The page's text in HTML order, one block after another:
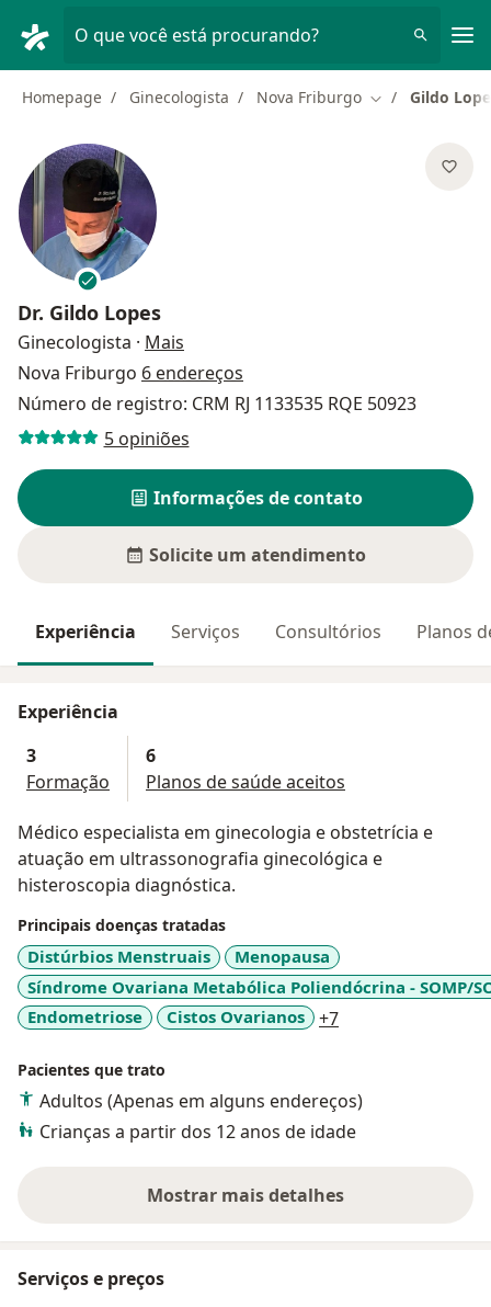
O que você está procurando?
Homepage Ginecologista Nova Friburgo Mudar de
Gildo
Dr. Gildo Lopes
Ginecologista · Mais
Nova Friburgo 6 endereços
Número de registro: CRM RJ 1133535 RQE 50923
5 opiniões
Informações de contato
Solicite um atendimento
Experiência Serviços Consultórios Planos
Experiência
3
Formação
6
Planos de saúde aceitos
Médico especialista em ginecologia e obstetrícia e
atuação em ultrassonografia ginecológica e
histeroscopia diagnóstica.
Principais doenças tratadas
Distúrbios Menstruais
Menopausa
Síndrome Ovariana Metabólica Poliendócrina - SOMP/
Endometriose
Cistos Ovarianos +7
Pacientes que trato
Adultos (Apenas em alguns endereços)
Crianças a partir dos 12 anos de idade
Mostrar mais detalhes
sobre a experiência
Serviços e preços